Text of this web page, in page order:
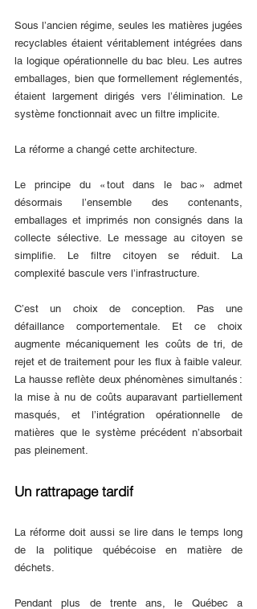
Sous l’ancien régime, seules les matières jugées
recyclables étaient véritablement intégrées dans
la logique opérationnelle du bac bleu. Les autres
emballages, bien que formellement réglementés,
étaient largement dirigés vers l’élimination. Le
système fonctionnait avec un filtre implicite.
La réforme a changé cette architecture.
Le principe du « tout dans le bac » admet
désormais l’ensemble des contenants,
emballages et imprimés non consignés dans la
collecte sélective. Le message au citoyen se
simplifie. Le filtre citoyen se réduit. La
complexité bascule vers l’infrastructure.
C’est un choix de conception. Pas une
défaillance comportementale. Et ce choix
augmente mécaniquement les coûts de tri, de
rejet et de traitement pour les flux à faible valeur.
La hausse reflète deux phénomènes simultanés :
la mise à nu de coûts auparavant partiellement
masqués, et l’intégration opérationnelle de
matières que le système précédent n’absorbait
pas pleinement.
Un rattrapage tardif
La réforme doit aussi se lire dans le temps long
de la politique québécoise en matière de
déchets.
Pendant plus de trente ans, le Québec a